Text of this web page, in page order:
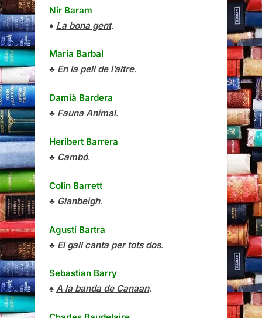
Nir Baram
♦ La bona gent.
Maria Barbal
♣ En la pell de l’altre.
Damià Bardera
♣ Fauna Animal.
Heribert Barrera
♣ Cambó.
Colin Barrett
♣ Glanbeigh.
Agustí Bartra
♣ El gall canta per tots dos.
Sebastian Barry
♠ A la banda de Canaan.